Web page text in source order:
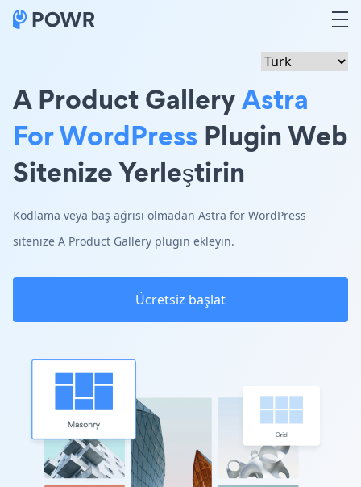
A Product GalleryAstra
For WordPress Plugin Web
Sitenize Yerleştirin
Kodlama veya baş ağrısı olmadan Astra for WordPress
sitenize A Product Gallery plugin ekleyin.
Ücretsiz başlat